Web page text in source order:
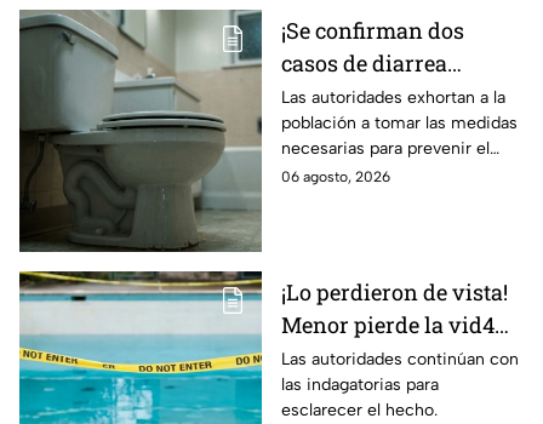
¡Se confirman dos
casos de diarrea
3xplosiva en el Bajío!
Estas son las medidas
para evitar el contagio
Las autoridades exhortan a la
población a tomar las medidas
necesarias para prevenir el
contagio.
06 agosto, 2026
¡Lo perdieron de vista!
Menor pierde la vid4
en plena reunión
familiar; fue localizado
Las autoridades continúan con
las indagatorias para
esclarecer el hecho.